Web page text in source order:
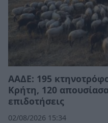
ΑΑΔΕ: 195
Κρήτη, 120
επιδοτήσεις
02/08/2026 15:34